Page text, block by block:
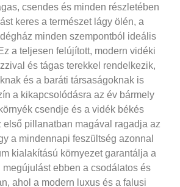
csendes és minden részletében
keres a természet lágy ölén, a
minden szempontból ideális
a teljesen felújított, modern vidéki
és tágas terekkel rendelkezik,
és a baráti társaságoknak is
a kikapcsolódásra az év bármely
csendje és a vidék békés
első pillanatban magával ragadja az
a mindennapi feszültség azonnal
kialakítású környezet garantálja a
ebben a csodálatos és
ahol a modern luxus és a falusi